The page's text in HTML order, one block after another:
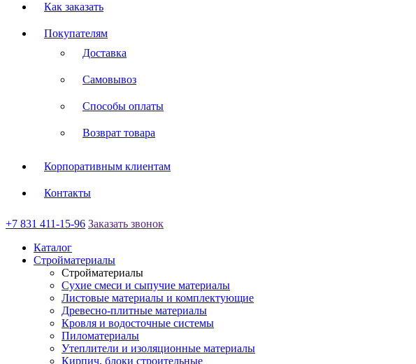
Как заказать
Покупателям
Доставка
Самовывоз
Способы оплаты
Возврат товара
Корпоративным клиентам
Контакты
+7 831 411-15-96 Заказать звонок
Каталог
Стройматериалы
Стройматериалы
Сухие смеси и сыпучие материалы
Листовые материалы и комплектующие
Древесно-плитные материалы
Кровля и водосточные системы
Пиломатериалы
Утеплители и изоляционные материалы
Кирпич, блоки строительные